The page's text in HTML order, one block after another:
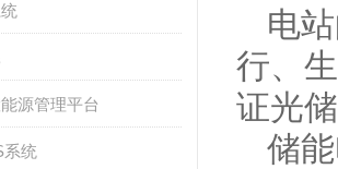
源管理平台
系统
电
行、
证光
储